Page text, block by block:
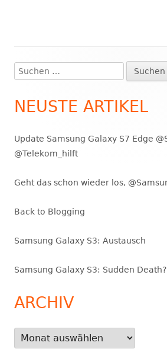
Haupt-
Seitenleiste
Suchen
nach:
NEUSTE ARTIKEL
Update Samsung Galaxy S7 Edge
@Telekom_hilft
Geht das schon wieder los,
Back to Blogging
Samsung Galaxy S3: Austausch
Samsung Galaxy S3: Sudden Death?
ARCHIV
Archiv